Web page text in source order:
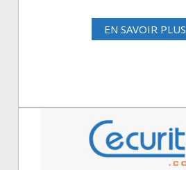
EN SAVOIR PLUS